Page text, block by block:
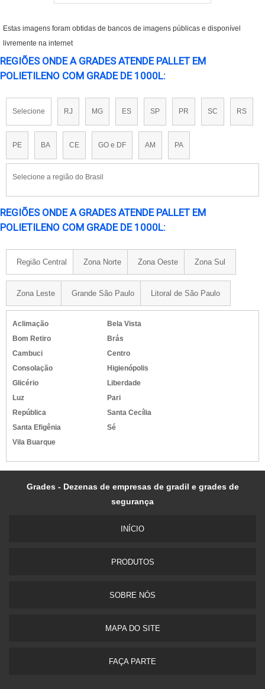
Estas imagens foram obtidas de bancos de imagens públicas e disponível
livremente na internet
REGIÕES ONDE A GRADES ATENDE PALLET EM
POLIETILENO COM GRADE DE 1000L:
Selecione RJ MG ES SP PR SC RS
PE BA CE GO e DF AM PA
Selecione a região do Brasil
REGIÕES ONDE A GRADES ATENDE PALLET EM
POLIETILENO COM GRADE DE 1000L:
Região Central Zona Norte Zona Oeste Zona Sul
Zona Leste Grande São Paulo Litoral de São Paulo
Aclimação
Bela Vista
Bom Retiro
Brás
Cambuci
Centro
Consolação
Higienópolis
Glicério
Liberdade
Luz
Pari
República
Santa Cecília
Santa Efigênia
Sé
Vila Buarque
Grades - Dezenas de empresas de gradil e grades de
segurança
INÍ­CIO
PRODUTOS
SOBRE NÓS
MAPA DO SITE
FAÇA PARTE